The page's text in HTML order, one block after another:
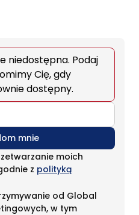
niedostępna. Podaj
Cię, gdy
dostępny.
mnie
moich
z polityką
od Global
w tym